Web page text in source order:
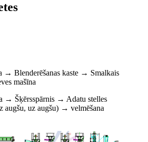
→ Blenderēšanas kaste → Smalkais
mašīna
→ Šķērsspārnis → Adatu stelles
augšu, uz augšu) → velmēšana